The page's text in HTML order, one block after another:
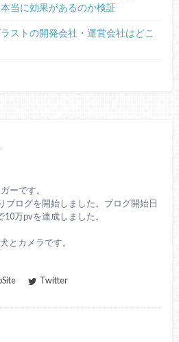
当に効果があるのか検証
ストの開発会社・運営会社はどこ
ーです。
ブログを開始しました。ブログ開始日
10万pvを達成しました。
とカメラです。
Twitter